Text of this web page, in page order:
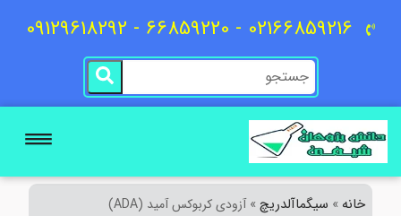
02166859216 - 66859220 - 09129618292
خانه»سیگماآلدریچ»آزودی‌ کربوکس آمید (ADA)